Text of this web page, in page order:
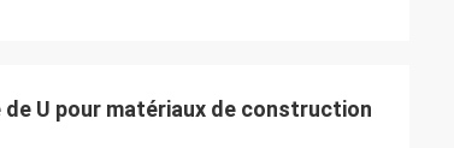
U pour matériaux de construction